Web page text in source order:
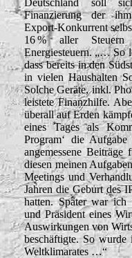
Finanzierung der
Export-Konkurrent
16 % aller
Energiesteuern. „… So
dass bereits in den
in vielen Haushalten
Solche Geräte, inkl.
leistete Finanzhilfe.
überall auf Erden
eines Tages als
Program‘ die
angemessene
diesen meinen
Meetings und
Jahren die Geburt des
hatten. Später war ich
und Präsident eines
Auswirkungen von
beschäftigte. So
Weltklimarates …“